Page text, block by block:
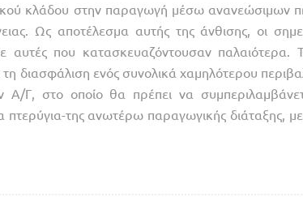
κλάδου στην παραγωγή μέσω ανανεώσιμων
Ως αποτέλεσμα αυτής της άνθισης, οι
αυτές που κατασκευαζόντουσαν παλαιότερα.
τη διασφάλιση ενός συνολικά χαμηλότερου
Α/Γ, στο οποίο θα πρέπει να
της ανωτέρω παραγωγικής διάταξης,